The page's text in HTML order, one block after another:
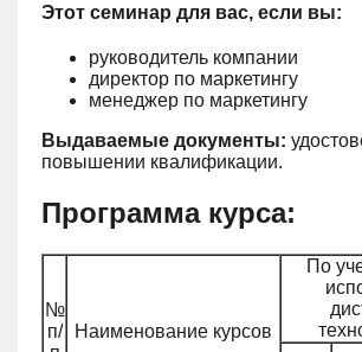
Этот семинар для вас, если вы:
руководитель компании
директор по маркетингу
менеджер по маркетингу
Выдаваемые документы:
повышении квалификации.
Программа курса:
№
п/
Наименование курсов
По